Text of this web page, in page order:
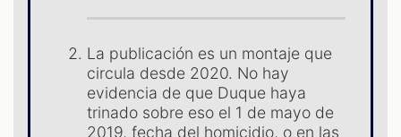
La publicación es un montaje que
circula desde 2020. No hay
evidencia de que Duque haya
trinado sobre eso el 1 de mayo de
2019, fecha del homicidio, o en las